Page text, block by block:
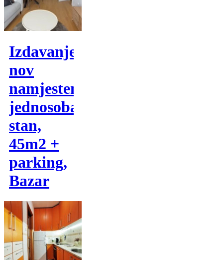
Izdavanje,
nov
namjesten
jednosoban
stan,
45m2 +
parking,
Bazar